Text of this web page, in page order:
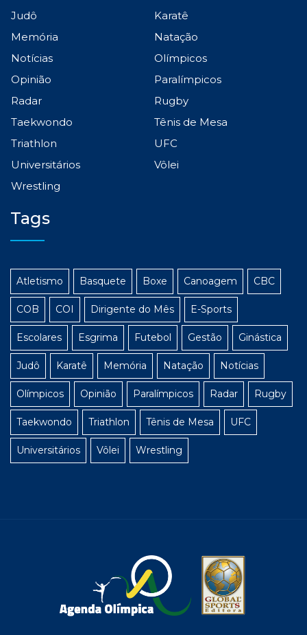
Judô
Karatê
Memória
Natação
Notícias
Olímpicos
Opinião
Paralímpicos
Radar
Rugby
Taekwondo
Tênis de Mesa
Triathlon
UFC
Universitários
Vôlei
Wrestling
Tags
Atletismo Basquete Boxe Canoagem CBC
COB COI Dirigente do Mês E-Sports
Escolares Esgrima Futebol Gestão Ginástica
Judô Karatê Memória Natação Notícias
Olímpicos Opinião Paralímpicos Radar Rugby
Taekwondo Triathlon Tênis de Mesa UFC
Universitários Vôlei Wrestling